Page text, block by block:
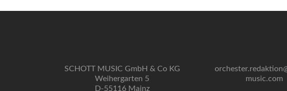
SCHOTT MUSIC GmbH & Co KG
Weihergarten 5
D-55116 Mainz
music.com